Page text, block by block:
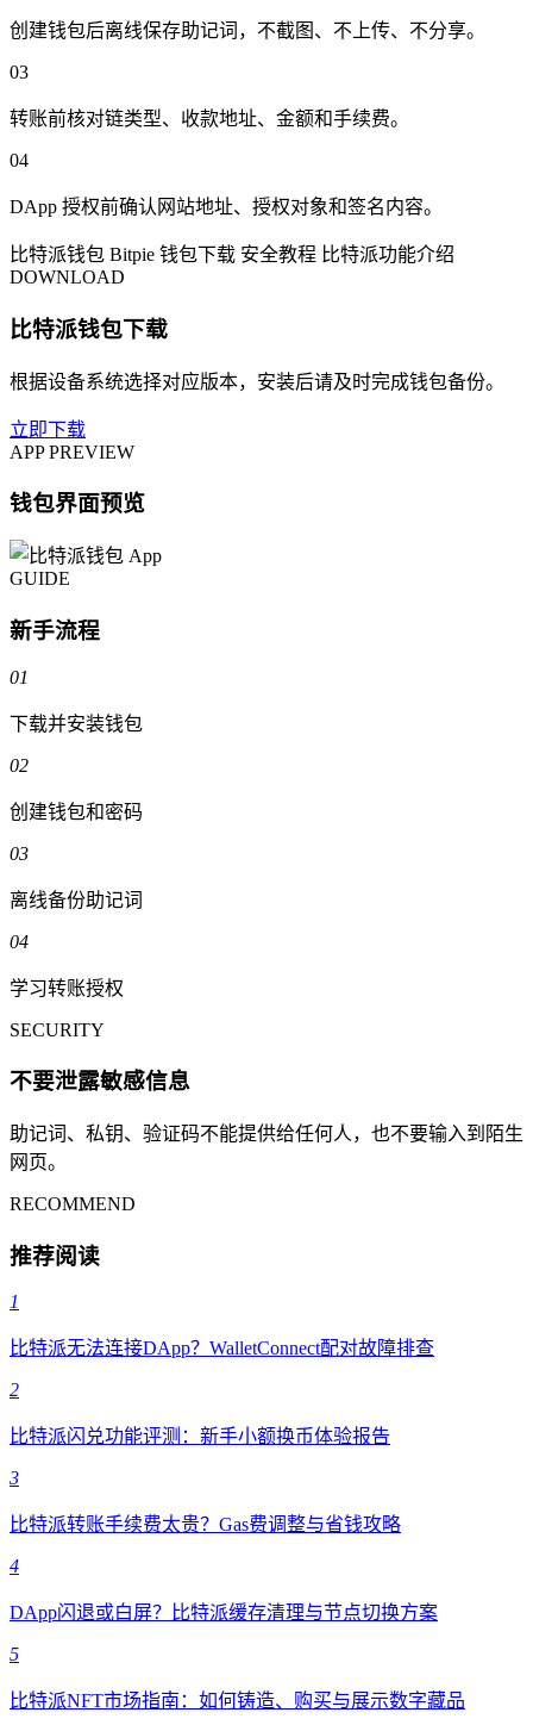
创建钱包后离线保存助记词，不截图、不上传、不分享。
03
转账前核对链类型、收款地址、金额和手续费。
04
DApp 授权前确认网站地址、授权对象和签名内容。
比特派钱包 Bitpie 钱包下载 安全教程 比特派功能介绍
DOWNLOAD
比特派钱包下载
根据设备系统选择对应版本，安装后请及时完成钱包备份。
立即下载
APP PREVIEW
钱包界面预览
GUIDE
新手流程
01
下载并安装钱包
02
创建钱包和密码
03
离线备份助记词
04
学习转账授权
SECURITY
不要泄露敏感信息
助记词、私钥、验证码不能提供给任何人，也不要输入到陌生
网页。
RECOMMEND
推荐阅读
1
比特派无法连接DApp？WalletConnect配对故障排查
2
比特派闪兑功能评测：新手小额换币体验报告
3
比特派转账手续费太贵？Gas费调整与省钱攻略
4
DApp闪退或白屏？比特派缓存清理与节点切换方案
5
比特派NFT市场指南：如何铸造、购买与展示数字藏品